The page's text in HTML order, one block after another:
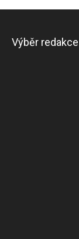
Výběr redakce